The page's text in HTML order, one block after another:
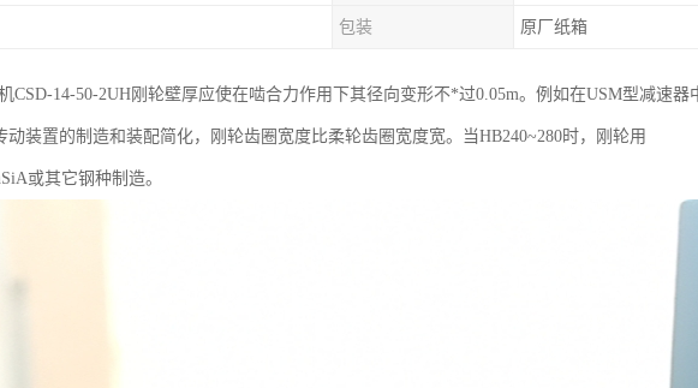
包装 原厂纸箱
CSD-14-50-2UH刚轮壁厚应使在啮合力作用下其径向变形不*过0.05m。例如在USM型减速器
动装置的制造和装配简化，刚轮齿圈宽度比柔轮齿圈宽度宽。当HB240~280时，刚轮用
或其它钢种制造。